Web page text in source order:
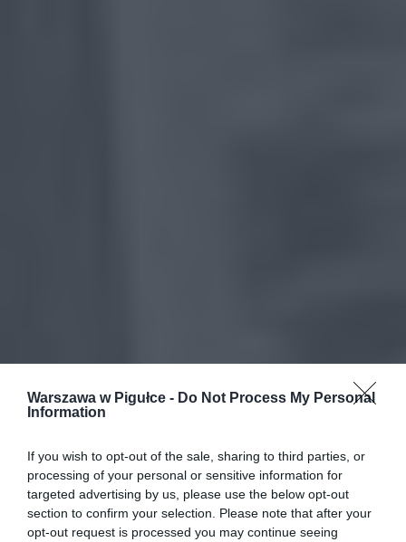
Warszawa w Pigułce - Do Not Process My Personal
Information
If you wish to opt-out of the sale, sharing to third parties, or
processing of your personal or sensitive information for
targeted advertising by us, please use the below opt-out
section to confirm your selection. Please note that after your
opt-out request is processed you may continue seeing